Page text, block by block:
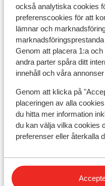
också analytiska cookies
preferenscookies för att
lämnar och
Genom att placera 1:a
andra parter spåra ditt
innehåll och våra
Genom att klicka på
placeringen av alla
du hitta mer information
du kan välja vilka cookies
preferenser eller återkalla
Aulus Chania, Curio
Petra Mare Hotel
Iperion Beach
Palazzo Greco
Happy Cretan Suites
Irida Mindfull Living